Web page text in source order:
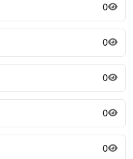
0
0
0
0
0